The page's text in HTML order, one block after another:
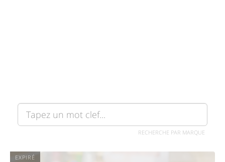
RECHERCHE PAR MARQUE
EXPIRÉ